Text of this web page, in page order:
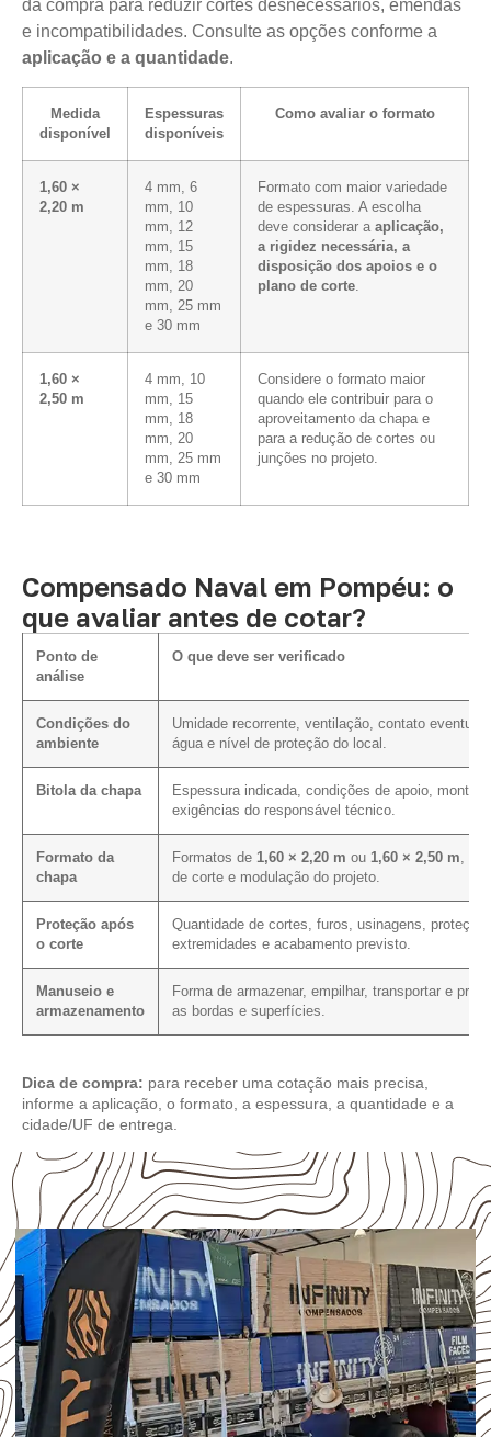
da compra para reduzir cortes desnecessários, emendas
e incompatibilidades. Consulte as opções conforme a
aplicação e a quantidade.
Medida
disponível
Espessuras
disponíveis
Como avaliar o formato
1,60 ×
2,20 m
4 mm, 6
mm, 10
mm, 12
mm, 15
mm, 18
mm, 20
mm, 25 mm
e 30 mm
Formato com maior variedade
de espessuras. A escolha
deve considerar a aplicação,
a rigidez necessária, a
disposição dos apoios e o
plano de corte.
1,60 ×
2,50 m
4 mm, 10
mm, 15
mm, 18
mm, 20
mm, 25 mm
e 30 mm
Considere o formato maior
quando ele contribuir para o
aproveitamento da chapa e
para a redução de cortes ou
junções no projeto.
Compensado Naval em Pompéu: o
que avaliar antes de cotar?
Ponto de
análise
O que deve ser verificado
Condições do
ambiente
Umidade recorrente, ventilação, contato eventual
água e nível de proteção do local.
Bitola da chapa
Espessura indicada, condições de apoio,
exigências do responsável técnico.
Formato da
chapa
Formatos de 1,60 × 2,20 m ou 1,60 × 2,50 m,
de corte e modulação do projeto.
Proteção após
o corte
Quantidade de cortes, furos, usinagens, proteção
extremidades e acabamento previsto.
Manuseio e
armazenamento
Forma de armazenar, empilhar, transportar e
as bordas e superfícies.
Dica de compra: para receber uma cotação mais precisa,
informe a aplicação, o formato, a espessura, a quantidade e a
cidade/UF de entrega.